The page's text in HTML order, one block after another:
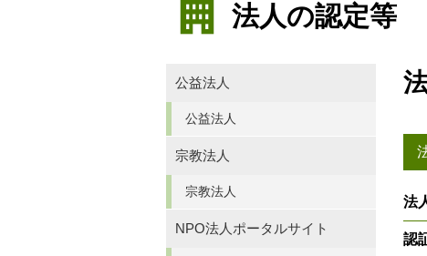
法人の認定等
法
認
公益法人
公益法人
宗教法人
宗教法人
NPO法人ポータルサイト